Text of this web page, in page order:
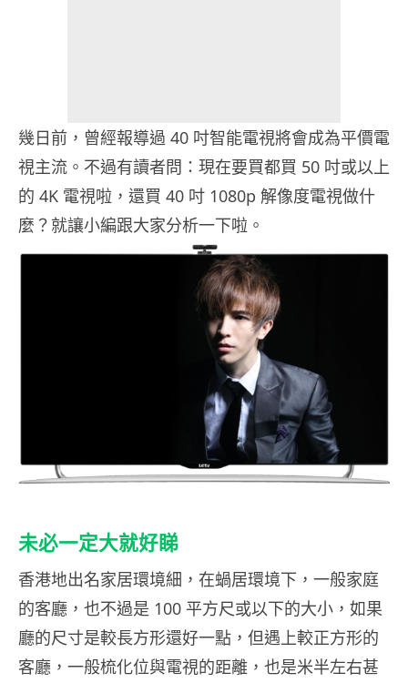
幾日前，曾經報導過 40 吋智能電視將會成為平價電
視主流。不過有讀者問：現在要買都買 50 吋或以上
的 4K 電視啦，還買 40 吋 1080p 解像度電視做什
麼？就讓小編跟大家分析一下啦。
未必一定大就好睇
香港地出名家居環境細，在蝸居環境下，一般家庭
的客廳，也不過是 100 平方尺或以下的大小，如果
廳的尺寸是較長方形還好一點，但遇上較正方形的
客廳，一般梳化位與電視的距離，也是米半左右甚